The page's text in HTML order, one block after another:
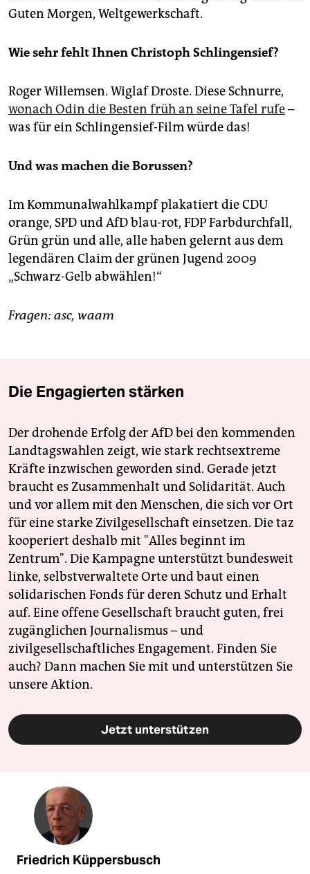
Guten Morgen, Weltgewerkschaft.
Wie sehr fehlt Ihnen Christoph Schlingensief?
Roger Willemsen. Wiglaf Droste. Diese Schnurre,
wonach Odin die Besten früh an seine Tafel rufe–
was für ein Schlingensief-Film würde das!
Und was machen die Borussen?
Im Kommunalwahlkampf plakatiert die CDU
orange, SPD und AfD blau-rot, FDP Farbdurchfall,
Grün grün und alle, alle haben gelernt aus dem
legendären Claim der grünen Jugend 2009
„Schwarz-Gelb abwählen!“
Fragen: asc, waam
Die Engagierten stärken
Der drohende Erfolg der AfD bei den kommenden
Landtagswahlen zeigt, wie stark rechtsextreme
Kräfte inzwischen geworden sind. Gerade jetzt
braucht es Zusammenhalt und Solidarität. Auch
und vor allem mit den Menschen, die sich vor Ort
für eine starke Zivilgesellschaft einsetzen. Die taz
kooperiert deshalb mit "Alles beginnt im
Zentrum". Die Kampagne unterstützt bundesweit
linke, selbstverwaltete Orte und baut einen
solidarischen Fonds für deren Schutz und Erhalt
auf. Eine offene Gesellschaft braucht guten, frei
zugänglichen Journalismus – und
zivilgesellschaftliches Engagement. Finden Sie
auch? Dann machen Sie mit und unterstützen Sie
unsere Aktion.
Jetzt unterstützen
Friedrich Küppersbusch